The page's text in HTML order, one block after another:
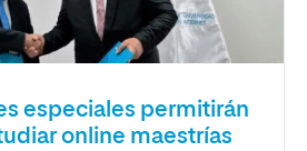
especiales permitirán
online maestrías